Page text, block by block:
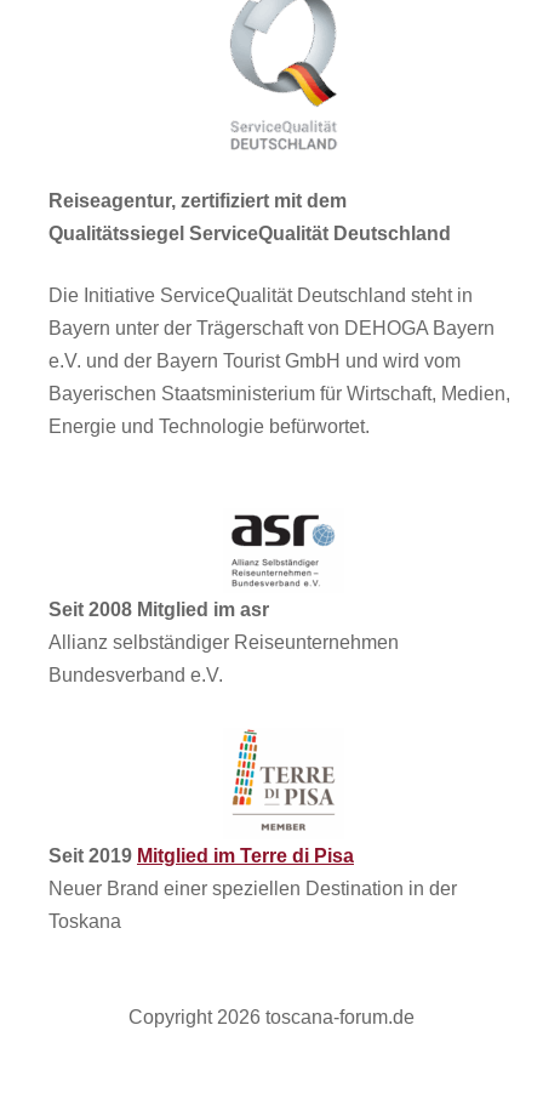
Reiseagentur, zertifiziert mit dem
Qualitätssiegel ServiceQualität Deutschland
Die Initiative ServiceQualität Deutschland steht in
Bayern unter der Trägerschaft von DEHOGA Bayern
e.V. und der Bayern Tourist GmbH und wird vom
Bayerischen Staatsministerium für Wirtschaft, Medien,
Energie und Technologie befürwortet.
Seit 2008 Mitglied im asr
Allianz selbständiger Reiseunternehmen
Bundesverband e.V.
Seit 2019 Mitglied im Terre di Pisa
Neuer Brand einer speziellen Destination in der
Toskana
Copyright 2026 toscana-forum.de